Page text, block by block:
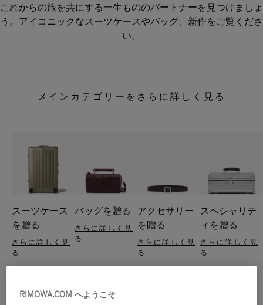
これからの旅を共にする一生もののパートナーを見つけましょ
う。アイコニックなスーツケースやバッグ、新作をご覧くださ
い。
メインカテゴリーをさらに詳しく見る
スーツケース
を贈る
さらに詳しく見
る
バッグを贈る
さらに詳しく見
る
アクセサリー
を贈る
さらに詳しく見
る
スペシャリテ
ィを贈る
さらに詳しく見
る
RIMOWA.COM へようこそ